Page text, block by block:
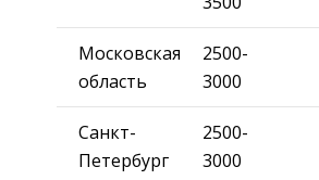
Московская
область
2500-
3000
Санкт-
Петербург
2500-
3000